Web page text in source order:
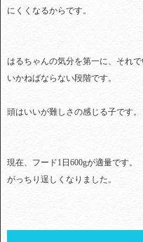
にくくなるからです。
はるちゃんの気分を第一に、それ
いかねばならない段階です。
頭はいいが難しさの感じる子です。
現在、フード1日600gが適量です。
がっちり逞しくなりました。